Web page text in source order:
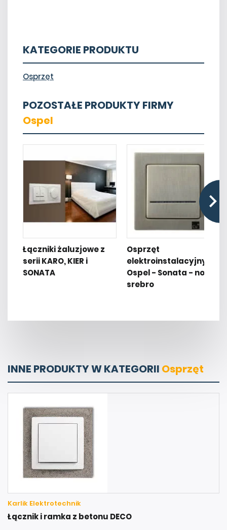
KATEGORIE PRODUKTU
Osprzęt
POZOSTAŁE PRODUKTY FIRMY
Ospel
Łączniki żaluzjowe z
serii KARO, KIER i
SONATA
Osprzęt
elektroinstalacyjny
Ospel - Sonata - nowe
srebro
INNE PRODUKTY W KATEGORII Osprzęt
Karlik Elektrotechnik
Łącznik i ramka z betonu DECO